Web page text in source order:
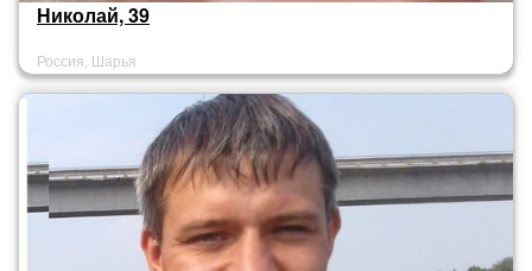
Николай, 39
Россия, Шарья